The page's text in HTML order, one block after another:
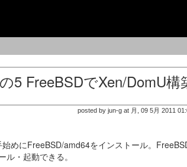
5 FreeBSDでXen/DomU構
posted by jun-g at 月, 09 5月 2011
めにFreeBSD/amd64をインストール。
・起動できる。